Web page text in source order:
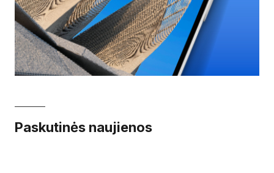
Paskutinės naujienos